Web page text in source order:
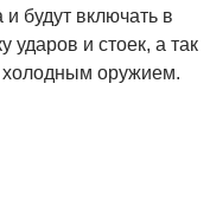
будут включать в
ударов и стоек, а так
холодным оружием.